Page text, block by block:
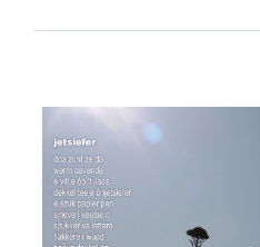
Contact
View
Larger
Image